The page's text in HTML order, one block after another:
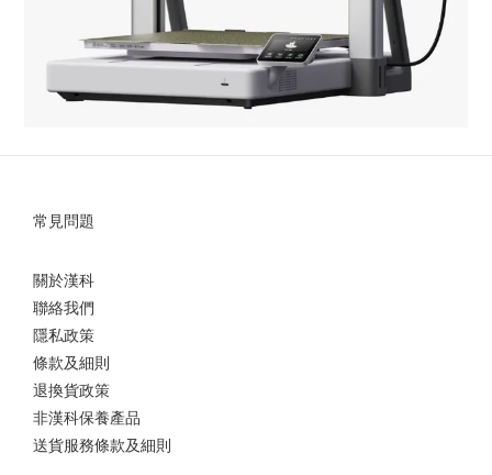
常見問題
關於漢科
聯絡我們
隱私政策
條款及細則
退換貨政策
非漢科保養產品
送貨服務條款及細則